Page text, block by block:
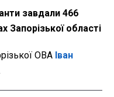
завдали 466
Запорізької області
ОВА Іван